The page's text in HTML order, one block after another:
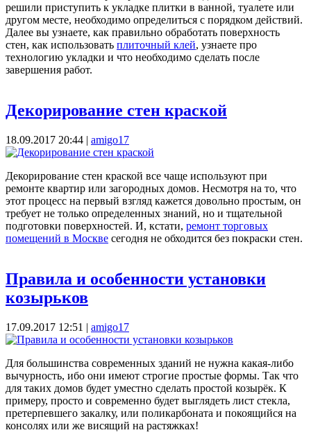
решили приступить к укладке плитки в ванной, туалете или
другом месте, необходимо определиться с порядком действий.
Далее вы узнаете, как правильно обработать поверхность
стен, как использовать плиточный клей, узнаете про
технологию укладки и что необходимо сделать после
завершения работ.
Декорирование стен краской
18.09.2017 20:44 | amigo17
Декорирование стен краской все чаще используют при
ремонте квартир или загородных домов. Несмотря на то, что
этот процесс на первый взгляд кажется довольно простым, он
требует не только определенных знаний, но и тщательной
подготовки поверхностей. И, кстати, ремонт торговых
помещений в Москве сегодня не обходится без покраски стен.
Правила и особенности установки
козырьков
17.09.2017 12:51 | amigo17
Для большинства современных зданий не нужна какая-либо
вычурность, ибо они имеют строгие простые формы. Так что
для таких домов будет уместно сделать простой козырёк. К
примеру, просто и современно будет выглядеть лист стекла,
претерпевшего закалку, или поликарбоната и покоящийся на
консолях или же висящий на растяжках!